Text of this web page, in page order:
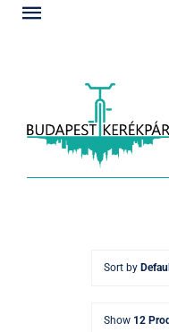
Kihagyás
Toggle
Sort by
Show 12